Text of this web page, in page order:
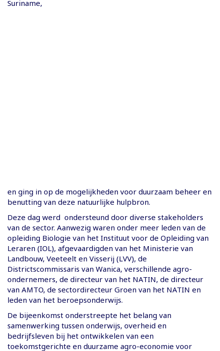
Suriname,
en ging in op de mogelijkheden voor duurzaam beheer en
benutting van deze natuurlijke hulpbron.
Deze dag werd ondersteund door diverse stakeholders
van de sector. Aanwezig waren onder meer leden van de
opleiding Biologie van het Instituut voor de Opleiding van
Leraren (IOL), afgevaardigden van het Ministerie van
Landbouw, Veeteelt en Visserij (LVV), de
Districtscommissaris van Wanica, verschillende agro-
ondernemers, de directeur van het NATIN, de directeur
van AMTO, de sectordirecteur Groen van het NATIN en
leden van het beroepsonderwijs.
De bijeenkomst onderstreepte het belang van
samenwerking tussen onderwijs, overheid en
bedrijfsleven bij het ontwikkelen van een
toekomstgerichte en duurzame agro-economie voor